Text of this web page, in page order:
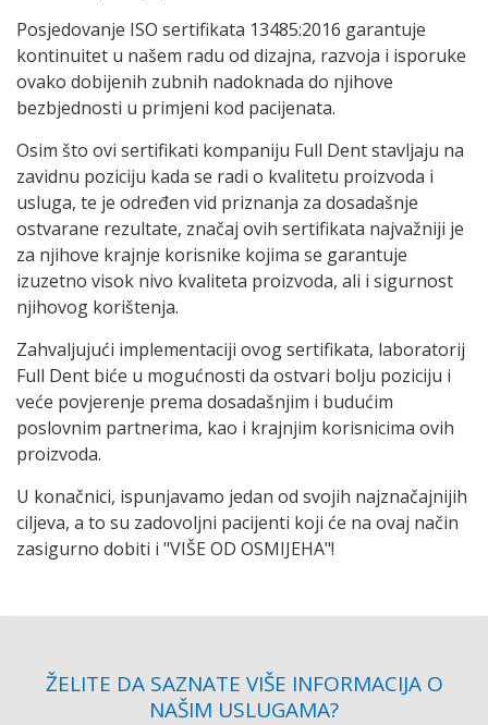
Posjedovanje ISO sertifikata 13485:2016 garantuje
kontinuitet u našem radu od dizajna, razvoja i isporuke
ovako dobijenih zubnih nadoknada do njihove
bezbjednosti u primjeni kod pacijenata.
Osim što ovi sertifikati kompaniju Full Dent stavljaju na
zavidnu poziciju kada se radi o kvalitetu proizvoda i
usluga, te je određen vid priznanja za dosadašnje
ostvarane rezultate, značaj ovih sertifikata najvažniji je
za njihove krajnje korisnike kojima se garantuje
izuzetno visok nivo kvaliteta proizvoda, ali i sigurnost
njihovog korištenja.
Zahvaljujući implementaciji ovog sertifikata, laboratorij
Full Dent biće u mogućnosti da ostvari bolju poziciju i
veće povjerenje prema dosadašnjim i budućim
poslovnim partnerima, kao i krajnjim korisnicima ovih
proizvoda.
U konačnici, ispunjavamo jedan od svojih najznačajnijih
ciljeva, a to su zadovoljni pacijenti koji će na ovaj način
zasigurno dobiti i "VIŠE OD OSMIJEHA"!
ŽELITE DA SAZNATE VIŠE INFORMACIJA O
NAŠIM USLUGAMA?